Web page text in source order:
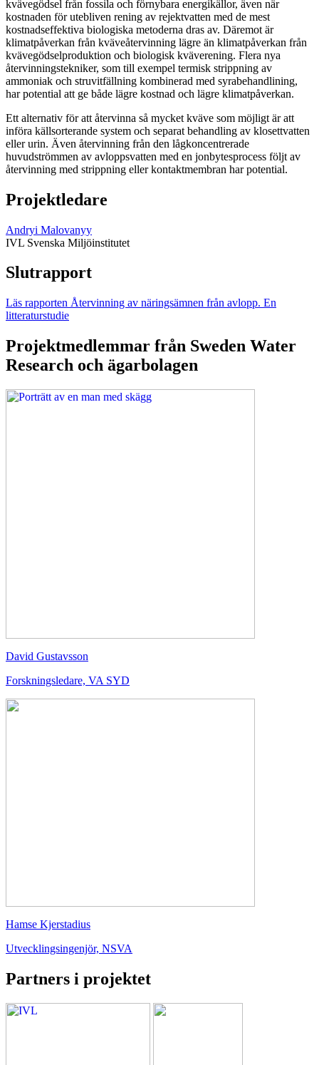
kväve­gödsel från fossila och förnybara energikällor, även när
kostnaden för utebliven rening av rejektvatten med de mest
kostnadseffektiva biologiska metoderna dras av. Däremot är
klimatpåverkan från kväveåtervinning lägre än klimatpåverkan från
kvävegödselproduktion och biologisk kväverening. Flera nya
återvinningstekniker, som till exempel termisk strippning av
ammoniak och struvitfällning kombinerad med syrabehandlining,
har potential att ge både lägre kostnad och lägre klimatpåverkan.
Ett alternativ för att återvinna så mycket kväve som möjligt är att
införa källsorterande system och separat behandling av klosettvatten
eller urin. Även återvinning från den lågkoncentrerade
huvudströmmen av avloppsvatten med en jonbytesprocess följt av
återvinning med strippning eller kontaktmembran har potential.
Projektledare
Andryi Malovanyy
IVL Svenska Miljöinstitutet
Slutrapport
Läs rapporten Återvinning av näringsämnen från avlopp. En
litteraturstudie
Projektmedlemmar från Sweden Water
Research och ägarbolagen
David Gustavsson
Forskningsledare, VA SYD
Hamse Kjerstadius
Utvecklingsingenjör, NSVA
Partners i projektet